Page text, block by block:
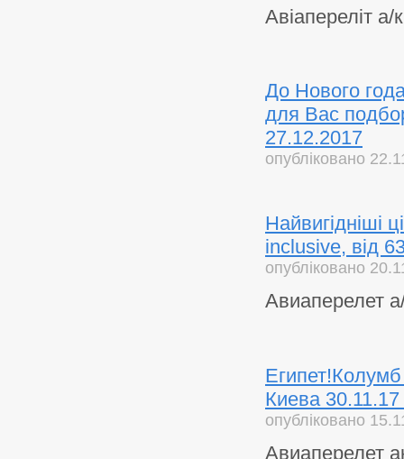
Авіапереліт
До Нового
для Вас
27.12.2017
опубліковано
Найвигідніші
inclusive, від
опубліковано
Авиаперелет
Киева
опубліковано
Авиаперелет